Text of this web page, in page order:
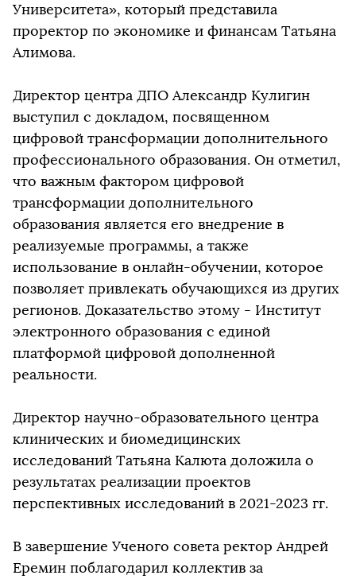
Университета», который представила
проректор по экономике и финансам Татьяна
Алимова.
Директор центра ДПО Александр Кулигин
выступил с докладом, посвященном
цифровой трансформации дополнительного
профессионального образования. Он отметил,
что важным фактором цифровой
трансформации дополнительного
образования является его внедрение в
реализуемые программы, а также
использование в онлайн-обучении, которое
позволяет привлекать обучающихся из других
регионов. Доказательство этому - Институт
электронного образования с единой
платформой цифровой дополненной
реальности.
Директор научно-образовательного центра
клинических и биомедицинских
исследований Татьяна Калюта доложила о
результатах реализации проектов
перспективных исследований в 2021-2023 гг.
В завершение Ученого совета ректор Андрей
Еремин поблагодарил коллектив за